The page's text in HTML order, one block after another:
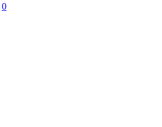
0